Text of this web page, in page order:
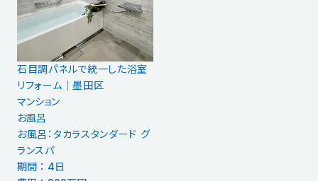
石目調パネルで統一した浴室
リフォーム｜墨田区
マンション
お風呂
お風呂：タカラスタンダード グ
ランスパ
期間 ： 4日